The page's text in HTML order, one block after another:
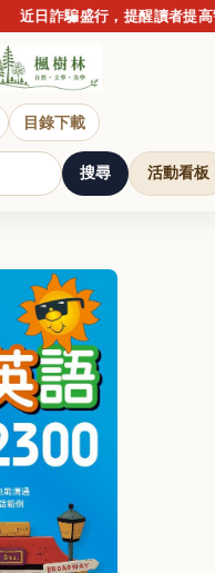
近日詐騙盛行，提醒讀者提高
目錄下載
搜尋 活動看板